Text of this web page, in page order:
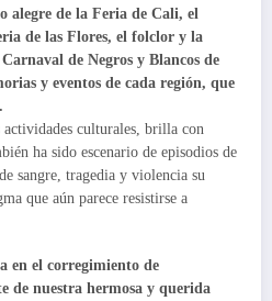
de la Feria de Cali, el
de las Flores, el folclor y la
de Negros y Blancos de
y eventos de cada región, que
culturales, brilla con
ha sido escenario de episodios de
sangre, tragedia y violencia su
que aún parece resistirse a
en el corregimiento de
de nuestra hermosa y querida